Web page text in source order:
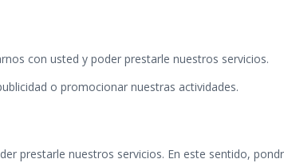
con usted y poder prestarle nuestros servicios.
o promocionar nuestras actividades.
prestarle nuestros servicios. En este sentido,